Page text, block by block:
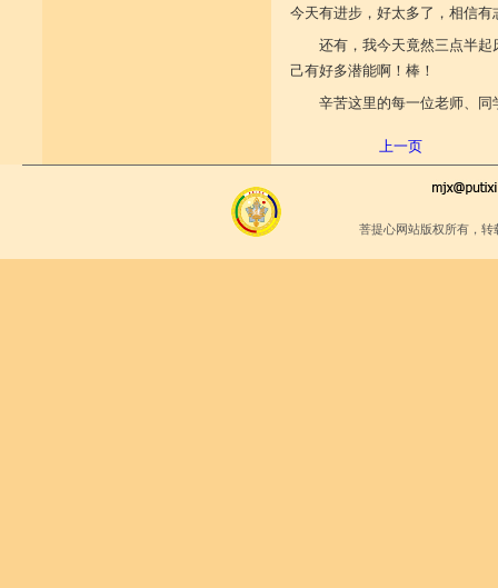
今天有进步，好太多了，相信
还有，我今天竟然三点半
己有好多潜能啊！棒！
辛苦这里的每一位老师、同
上一页
菩提心网站版权所有，